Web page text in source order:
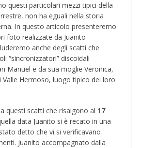
questi particolari mezzi tipici della
non ha eguali nella storia
In questo articolo presenteremo
foto realizzate da Juanito
anche degli scatti che
“sincronizzatori” discoidali
Manuel e da sua moglie Veronica,
Valle Hermoso, luogo tipico dei loro
questi scatti che risalgono al 17
data Juanito si è recato in una
detto che vi si verificavano
Juanito accompagnato dalla